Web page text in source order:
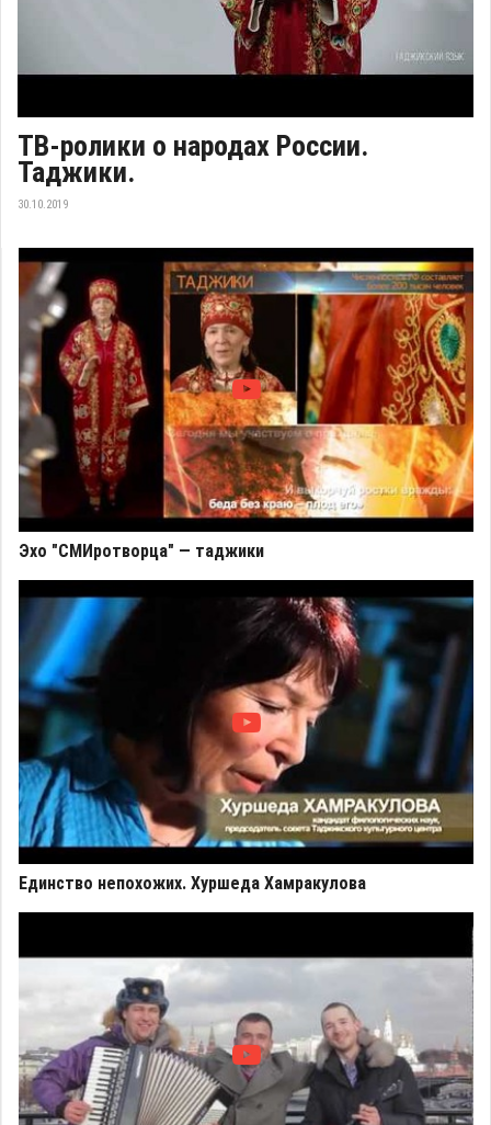
ТВ-ролики о народах России.
Таджики.
30.10.2019
Эхо "СМИротворца" — таджики
Единство непохожих. Хуршеда Хамракулова